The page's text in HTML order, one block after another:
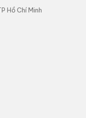
Hồ Chí Minh